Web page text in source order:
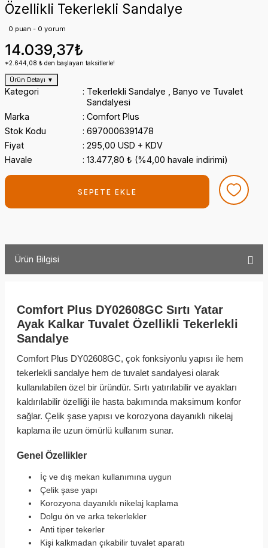
Özellikli Tekerlekli Sandalye
0 puan - 0 yorum
14.039,37₺
*2.644,08 ₺ den başlayan taksitlerle!
Ürün Detayı ▼
Kategori Tekerlekli Sandalye
Banyo ve Tuvalet
Sandalyesi
Marka
Comfort Plus
Stok Kodu
6970006391478
Fiyat
295,00 USD + KDV
Havale
13.477,80 ₺ (%4,00 havale indirimi)
SEPETE EKLE
Ürün Bilgisi
Comfort Plus DY02608GC Sırtı Yatar
Ayak Kalkar Tuvalet Özellikli Tekerlekli
Sandalye
Comfort Plus DY02608GC, çok fonksiyonlu yapısı ile hem
tekerlekli sandalye hem de tuvalet sandalyesi olarak
kullanılabilen özel bir üründür. Sırtı yatırılabilir ve ayakları
kaldırılabilir özelliği ile hasta bakımında maksimum konfor
sağlar. Çelik şase yapısı ve korozyona dayanıklı nikelaj
kaplama ile uzun ömürlü kullanım sunar.
Genel Özellikler
İç ve dış mekan kullanımına uygun
Çelik şase yapı
Korozyona dayanıklı nikelaj kaplama
Dolgu ön ve arka tekerlekler
Anti tiper tekerler
Kişi kalkmadan çıkabilir tuvalet aparatı